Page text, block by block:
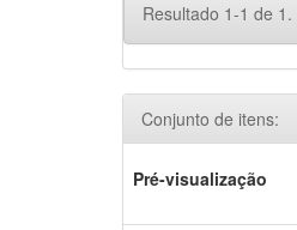
Resultado 1-1 de 1.
Conjunto de itens:
Pré-visualização